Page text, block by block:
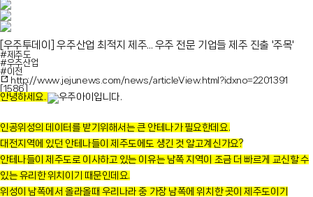
[우주투데이] 우주산업 최적지 제주... 우주 전문 기업들 제주 진출 '주목'
#제주도
#우주산업
#이전
http://www.jejunews.com/news/articleView.html?idxno=2201391
[1586]
안녕하세요.
우주아이입니다.
인공위성의 데이터를 받기위해서는 큰 안테나가 필요한데요.
대전지역에 있던 안테나들이 제주도에도 생긴 것 알고계신가요?
안테나들이 제주도로 이사하고 있는 이유는 남쪽 지역이 조금 더 빠르게 교신할 수
있는 유리한 위치이기 때문인데요.
위성이 남쪽에서 올라올때 우리나라 중 가장 남쪽에 위치한 곳이 제주도이기